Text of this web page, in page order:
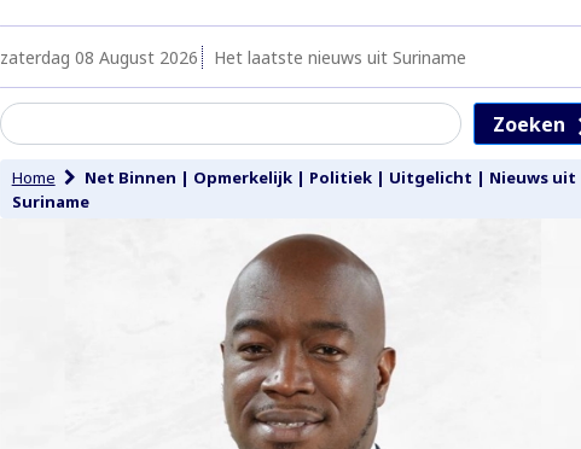
zaterdag 08 August 2026 Het laatste nieuws uit Suriname
Zoeken
Home Net Binnen | Opmerkelijk| Politiek| Uitgelicht | Nieuws uit
Suriname